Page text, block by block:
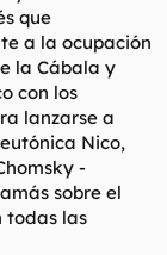
que
a la ocupación
la Cábala y
con los
lanzarse a
Nico,
-
sobre el
todas las